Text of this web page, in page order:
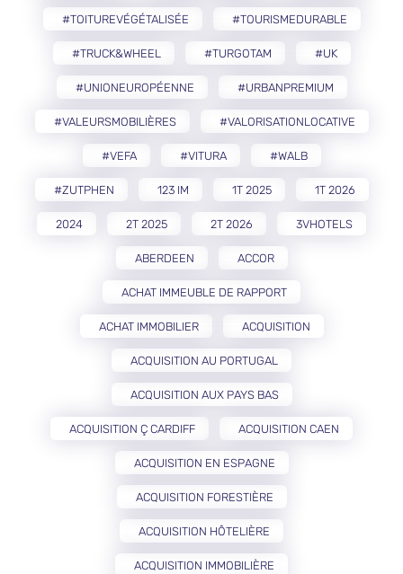
#TOITUREVÉGÉTALISÉE #TOURISMEDURABLE
#TRUCK&WHEEL #TURGOTAM #UK
#UNIONEUROPÉENNE #URBANPREMIUM
#VALEURSMOBILIÈRES #VALORISATIONLOCATIVE
#VEFA #VITURA #WALB
#ZUTPHEN 123 IM 1T 2025 1T 2026
2024 2T 2025 2T 2026 3VHOTELS
ABERDEEN ACCOR
ACHAT IMMEUBLE DE RAPPORT
ACHAT IMMOBILIER ACQUISITION
ACQUISITION AU PORTUGAL
ACQUISITION AUX PAYS BAS
ACQUISITION Ç CARDIFF ACQUISITION CAEN
ACQUISITION EN ESPAGNE
ACQUISITION FORESTIÈRE
ACQUISITION HÔTELIÈRE
ACQUISITION IMMOBILIÈRE